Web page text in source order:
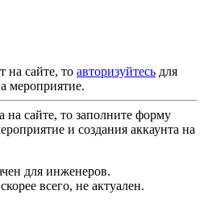
на сайте, то авторизуйтесь для
мероприятие.
на сайте, то заполните форму
и создания аккаунта на
для инженеров.
всего, не актуален.